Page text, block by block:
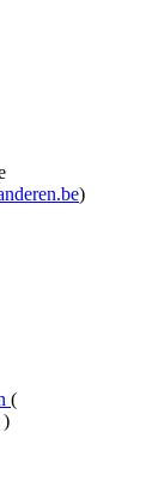
)
(
)